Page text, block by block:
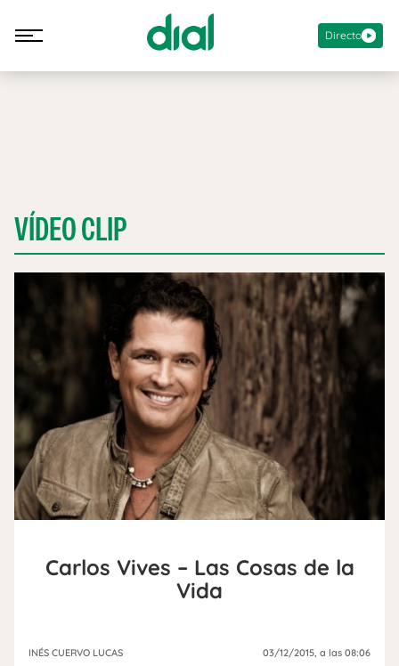
Directo
VÍDEO CLIP
Carlos Vives – Las Cosas de la
Vida
INÉS CUERVO LUCAS 03/12/2015 , a las 08:06